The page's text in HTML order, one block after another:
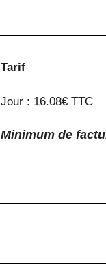
Tarif
Jour : 16.08€ TTC
Minimum de